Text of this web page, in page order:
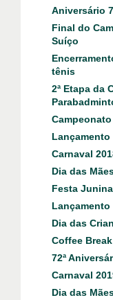
Aniversário
Final do
Suíço
tênis
2ª Etapa da
Lançamento
Carnaval
Dia das
Festa
Dia das
Coffee
72ª
Carnaval
Dia das